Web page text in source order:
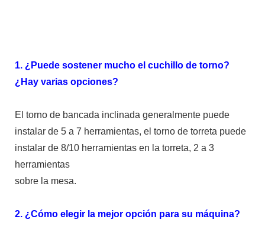
1. ¿Puede sostener mucho el cuchillo de torno?
¿Hay varias opciones?
El torno de bancada inclinada generalmente puede
instalar de 5 a 7 herramientas, el torno de torreta puede
instalar de 8/10 herramientas en la torreta, 2 a 3
herramientas
sobre la mesa.
2. ¿Cómo elegir la mejor opción para su máquina?